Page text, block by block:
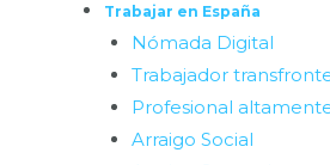
Trabajar en España
Nómada Digital
Trabajador
Profesional
Arraigo Social